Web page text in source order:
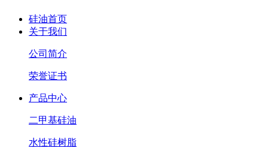
硅油首页
关于我们
公司简介
荣誉证书
产品中心
二甲基硅油
水性硅树脂